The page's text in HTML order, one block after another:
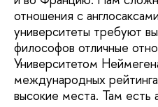
отношения с
университеты требуют
философов отличные
Университетом
международных
высокие места. Там есть